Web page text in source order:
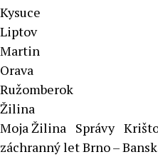
Kysuce
Liptov
Martin
Orava
Ružomberok
Žilina
Moja Žilina Správy
záchranný let Brno –